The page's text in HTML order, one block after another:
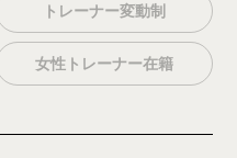
トレーナー変動制
女性トレーナー在籍